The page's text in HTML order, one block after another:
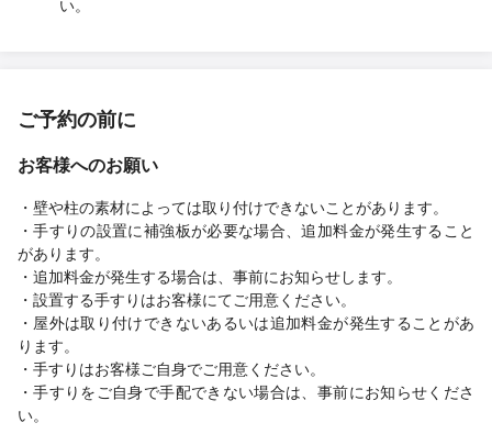
い。
ご予約の前に
お客様へのお願い
・壁や柱の素材によっては取り付けできないことがあります。
・手すりの設置に補強板が必要な場合、追加料金が発生すること
があります。
・追加料金が発生する場合は、事前にお知らせします。
・設置する手すりはお客様にてご用意ください。
・屋外は取り付けできないあるいは追加料金が発生することがあ
ります。
・手すりはお客様ご自身でご用意ください。
・手すりをご自身で手配できない場合は、事前にお知らせくださ
い。